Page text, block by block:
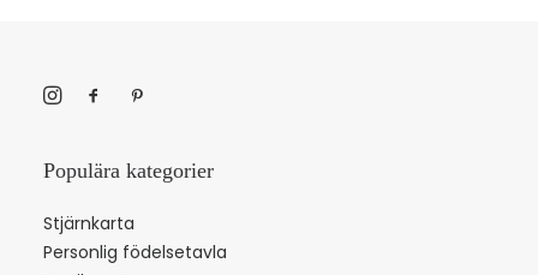
Populära kategorier
Stjärnkarta
Personlig födelsetavla